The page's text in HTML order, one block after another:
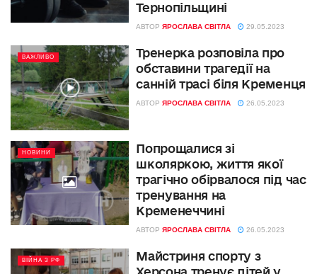
Тернопільщині
АВТОР ЯРОСЛАВА СВІТЛА 29.05.2023
ВАЖЛИВО
Тренерка розповіла про
обставини трагедії на
санній трасі біля Кременця
АВТОР ЯРОСЛАВА СВІТЛА 26.05.2023
НОВИНИ
Попрощалися зі
школяркою, життя якої
трагічно обірвалося під час
тренування на
Кременеччині
АВТОР ЯРОСЛАВА СВІТЛА 26.05.2023
ВІЙНА З РФ
Майстриня спорту з
Херсона тренує дітей у